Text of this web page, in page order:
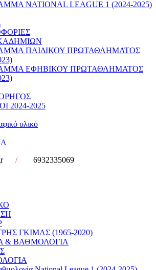
NATIONAL LEAGUE 1 (2024-2025)
ΠΑΙΔΙΚΟΥ ΠΡΩΤΑΘΛΗΜΑΤΟΣ
ΕΦΗΒΙΚΟΥ ΠΡΩΤΑΘΛΗΜΑΤΟΣ
2024-2025
υλικό
/ 6932335069
ΓΚΙΜΑΣ (1965-2020)
& ΒΑΘΜΟΛΟΓΙΑ